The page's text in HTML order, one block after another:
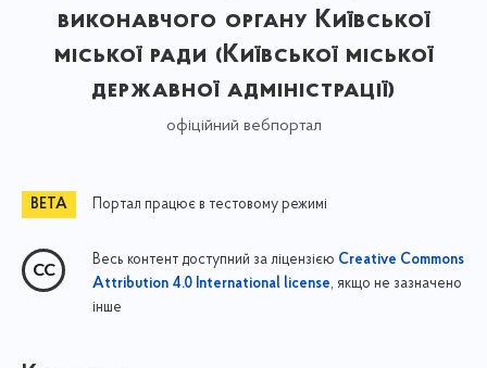
виконавчого органу Київської
міської ради (Київської міської
державної адміністрації)
офіційний вебпортал
Портал працює в тестовому режимі
Весь контент доступний за ліцензією Creative Commons
Attribution 4.0 International license, якщо не зазначено
інше